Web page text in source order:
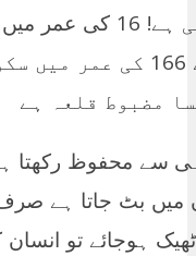
“لندن کی دوشیزا ماہانہ
کی دوشیزا ماہانہ 155 لاکھ
مضبوط قلعہ ہے
سے محفوظ رکھتا
میں بٹ جاتا
ہوجائے تو